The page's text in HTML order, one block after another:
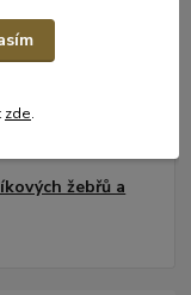
žebřů a
zde.